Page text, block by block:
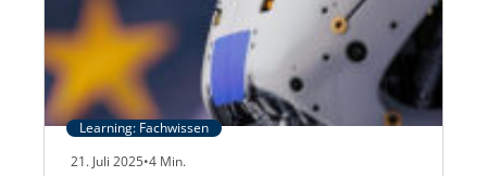
Learning: Fachwissen
21. Juli 2025•4 Min.